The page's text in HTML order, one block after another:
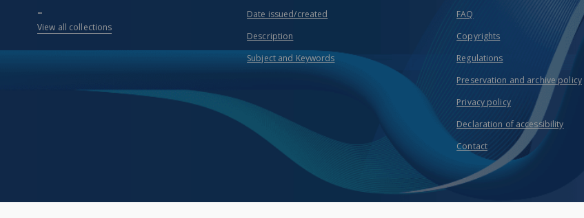
...
View all collections
Date issued/created
Description
Subject and Keywords
FAQ
Copyrights
Regulations
Preservation and archive policy
Privacy policy
Declaration of accessibility
Contact